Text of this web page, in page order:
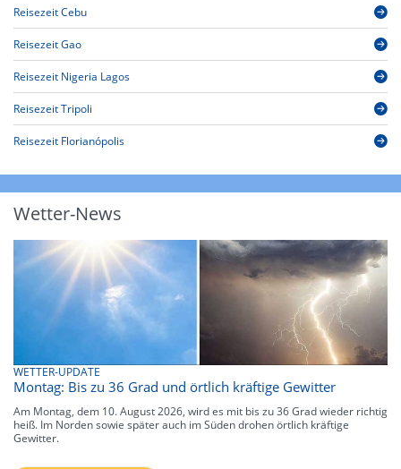
Reisezeit Cebu
Reisezeit Gao
Reisezeit Nigeria Lagos
Reisezeit Tripoli
Reisezeit Florianópolis
Wetter-News
WETTER-UPDATE
Montag: Bis zu 36 Grad und örtlich kräftige Gewitter
Am Montag, dem 10. August 2026, wird es mit bis zu 36 Grad wieder richtig
heiß. Im Norden sowie später auch im Süden drohen örtlich kräftige
Gewitter.